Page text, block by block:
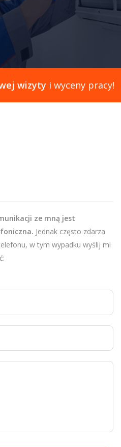
wizyty i wyceny pracy!
ze mną jest
Jednak często zdarza
w tym wypadku wyślij mi